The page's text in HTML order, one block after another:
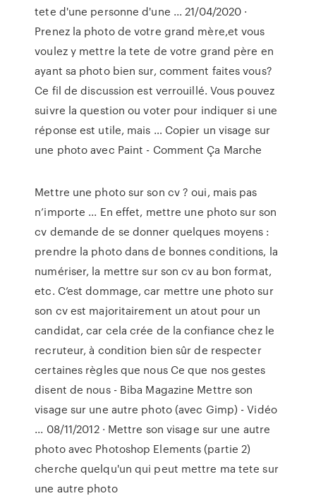
tete d'une personne d'une ... 21/04/2020 ·
Prenez la photo de votre grand mère,et vous
voulez y mettre la tete de votre grand père en
ayant sa photo bien sur, comment faites vous?
Ce fil de discussion est verrouillé. Vous pouvez
suivre la question ou voter pour indiquer si une
réponse est utile, mais … Copier un visage sur
une photo avec Paint - Comment Ça Marche
Mettre une photo sur son cv ? oui, mais pas
n’importe ... En effet, mettre une photo sur son
cv demande de se donner quelques moyens :
prendre la photo dans de bonnes conditions, la
numériser, la mettre sur son cv au bon format,
etc. C’est dommage, car mettre une photo sur
son cv est majoritairement un atout pour un
candidat, car cela crée de la confiance chez le
recruteur, à condition bien sûr de respecter
certaines règles que nous Ce que nos gestes
disent de nous - Biba Magazine Mettre son
visage sur une autre photo (avec Gimp) - Vidéo
... 08/11/2012 · Mettre son visage sur une autre
photo avec Photoshop Elements (partie 2)
cherche quelqu'un qui peut mettre ma tete sur
une autre photo